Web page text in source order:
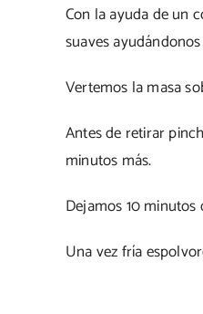
Con la ayuda de un
suaves
Vertemos la masa
Antes de retirar
minutos más.
Dejamos 10
Una vez fría